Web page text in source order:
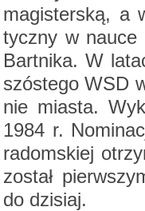
ma­gi­ster­ską, a
tycz­ny w nauce
Bart­ni­ka. W
szó­ste­go WSD
nie mia­sta.
1984 r.
ra­dom­skiej
zo­stał
do dzi­siaj.